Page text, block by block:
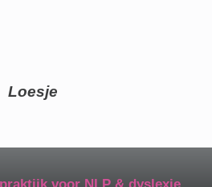
Loesje
voor NLP & dyslexie